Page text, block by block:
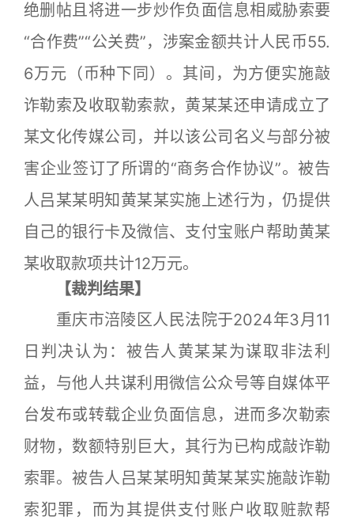
绝删帖且将进一步炒作负面信息相威胁索要
“合作费”“公关费”，涉案金额共计人民币55.
6万元（币种下同）。其间，为方便实施敲
诈勒索及收取勒索款，黄某某还申请成立了
某文化传媒公司，并以该公司名义与部分被
害企业签订了所谓的“商务合作协议”。被告
人吕某某明知黄某某实施上述行为，仍提供
自己的银行卡及微信、支付宝账户帮助黄某
某收取款项共计12万元。
【裁判结果】
重庆市涪陵区人民法院于2024年3月11
日判决认为：被告人黄某某为谋取非法利
益，与他人共谋利用微信公众号等自媒体平
台发布或转载企业负面信息，进而多次勒索
财物，数额特别巨大，其行为已构成敲诈勒
索罪。被告人吕某某明知黄某某实施敲诈勒
索犯罪，而为其提供支付账户收取赃款帮